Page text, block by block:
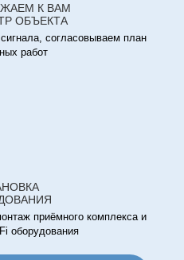
К ВАМ
ОБЪЕКТА
согласовываем план
работ
приёмного комплекса и
оборудования